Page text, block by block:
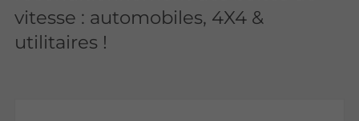
vitesse : automobiles, 4X4 &
utilitaires !